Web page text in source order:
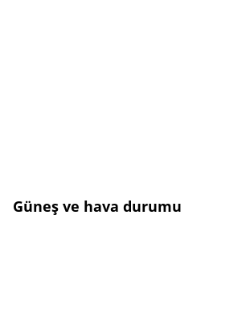
Güneş ve hava durumu